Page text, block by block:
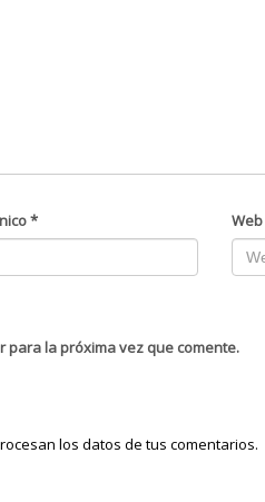
* Web
para la próxima vez que comente.
los datos de tus comentarios.